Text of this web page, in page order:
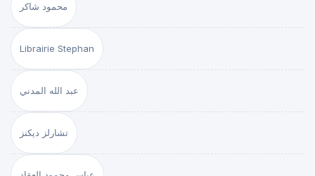
محمود شاكر
Librairie Stephan
عبد الله المدني
تشارلز ديكنز